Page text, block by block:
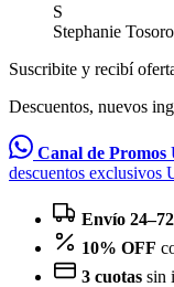
S
Stephanie
Suscribite y recibí
Descuentos, nuevos
Canal de Promos
descuentos exclusivos
Envío
10% OFF
3 cuotas sin